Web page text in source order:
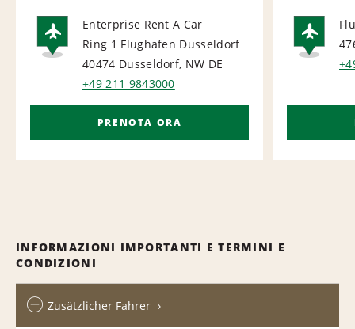
AIRPORT
Enterprise Rent A Car
Ring 1 Flughafen Dusseldorf
40474 Dusseldorf, NW DE
+49 211 9843000
PRENOTA ORA
INFORMAZIONI IMPORTANTI E TERMINI E
CONDIZIONI
Zusätzlicher Fahrer